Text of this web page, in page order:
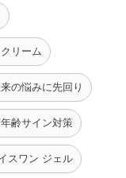
リーム
の悩みに先回り
齢サイン対策
スワン ジェル